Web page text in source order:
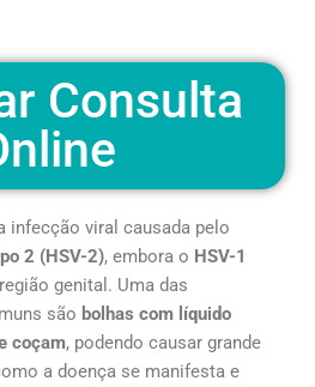
Consulta
infecção viral causada pelo
2 (HSV-2), embora o HSV-1
genital. Uma das
são bolhas com líquido
coçam, podendo causar grande
a doença se manifesta e